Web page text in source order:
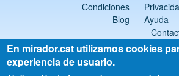
Condiciones
Blog
Ayuda
2018-2026 ©mirador.cat
Todos los derechos
En mirador.cat utilizamos cookies
experiencia de usuario.